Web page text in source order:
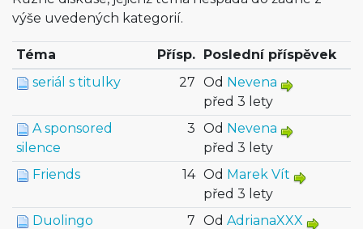
výše uvedených kategorií.
Téma Přísp. Poslední příspěvek
seriál s titulky
27 Od Nevena
před 3 lety
A sponsored
silence
3 Od Nevena
před 3 lety
Friends
14 Od Marek Vít
před 3 lety
Duolingo
7 Od AdrianaXXX